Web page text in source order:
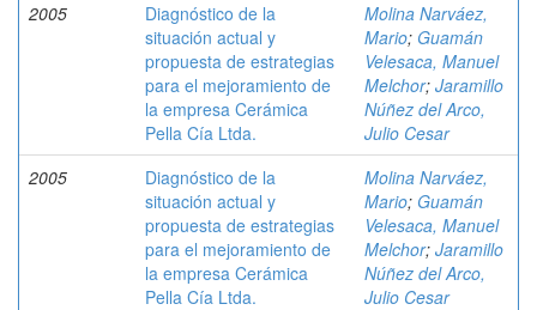
2005
Diagnóstico de la
situación actual y
propuesta de estrategias
para el mejoramiento de
la empresa Cerámica
Pella Cía Ltda.
Molina Narváez,
Mario; Guamán
Velesaca, Manuel
Melchor; Jaramillo
Núñez del Arco,
Julio Cesar
2005
Diagnóstico de la
situación actual y
propuesta de estrategias
para el mejoramiento de
la empresa Cerámica
Pella Cía Ltda.
Molina Narváez,
Mario; Guamán
Velesaca, Manuel
Melchor; Jaramillo
Núñez del Arco,
Julio Cesar